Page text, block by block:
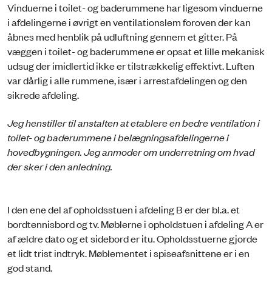
Vinduerne i toilet- og baderummene har ligesom vinduerne
i afdelingerne i øvrigt en ventilationslem foroven der kan
åbnes med henblik på udluftning gennem et gitter. På
væggen i toilet- og baderummene er opsat et lille mekanisk
udsug der imidlertid ikke er tilstrækkelig effektivt. Luften
var dårlig i alle rummene, især i arrestafdelingen og den
sikrede afdeling.
Jeg henstiller til anstalten at etablere en bedre ventilation i
toilet- og baderummene i belægningsafdelingerne i
hovedbygningen. Jeg anmoder om underretning om hvad
der sker i den anledning.
I den ene del af opholdsstuen i afdeling B er der bl.a. et
bordtennisbord og tv. Møblerne i opholdstuen i afdeling A er
af ældre dato og et sidebord er itu. Opholdsstuerne gjorde
et lidt trist indtryk. Møblementet i spiseafsnittene er i en
god stand.